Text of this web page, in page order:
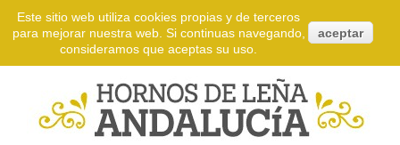
Este sitio web utiliza cookies propias y de terceros
para mejorar nuestra web. Si continuas navegando,
consideramos que aceptas su uso.
aceptar